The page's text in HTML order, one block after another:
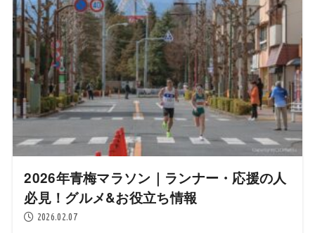
2026年青梅マラソン｜ランナー・応援の人
必見！グルメ&お役立ち情報
2026.02.07